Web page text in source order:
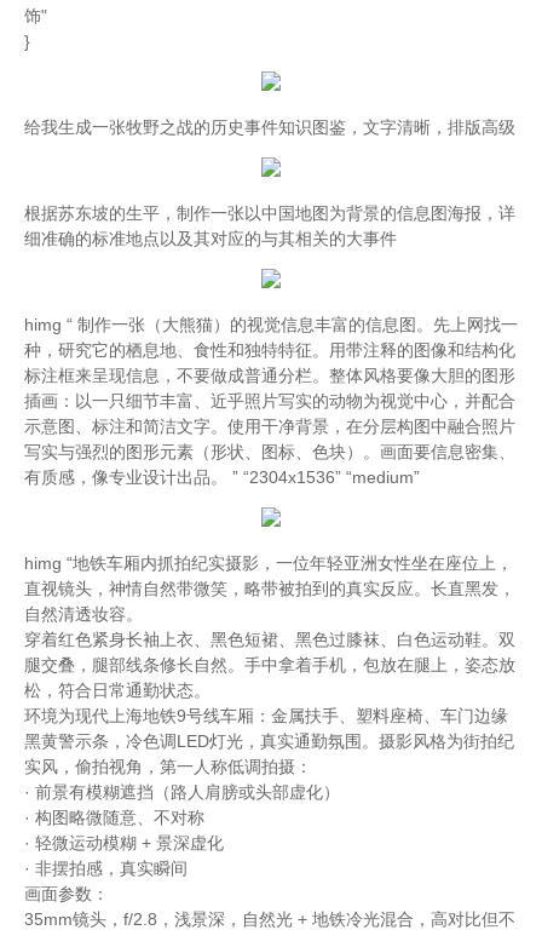
饰"
}
给我生成一张牧野之战的历史事件知识图鉴，文字清晰，排版高级
根据苏东坡的生平，制作一张以中国地图为背景的信息图海报，详
细准确的标准地点以及其对应的与其相关的大事件
himg “ 制作一张（大熊猫）的视觉信息丰富的信息图。先上网找一
种，研究它的栖息地、食性和独特特征。用带注释的图像和结构化
标注框来呈现信息，不要做成普通分栏。整体风格要像大胆的图形
插画：以一只细节丰富、近乎照片写实的动物为视觉中心，并配合
示意图、标注和简洁文字。使用干净背景，在分层构图中融合照片
写实与强烈的图形元素（形状、图标、色块）。画面要信息密集、
有质感，像专业设计出品。 ” “2304x1536” “medium”
himg “地铁车厢内抓拍纪实摄影，一位年轻亚洲女性坐在座位上，
直视镜头，神情自然带微笑，略带被拍到的真实反应。长直黑发，
自然清透妆容。
穿着红色紧身长袖上衣、黑色短裙、黑色过膝袜、白色运动鞋。双
腿交叠，腿部线条修长自然。手中拿着手机，包放在腿上，姿态放
松，符合日常通勤状态。
环境为现代上海地铁9号线车厢：金属扶手、塑料座椅、车门边缘
黑黄警示条，冷色调LED灯光，真实通勤氛围。摄影风格为街拍纪
实风，偷拍视角，第一人称低调拍摄：
· 前景有模糊遮挡（路人肩膀或头部虚化）
· 构图略微随意、不对称
· 轻微运动模糊 + 景深虚化
· 非摆拍感，真实瞬间
画面参数：
35mm镜头，f/2.8，浅景深，自然光 + 地铁冷光混合，高对比但不